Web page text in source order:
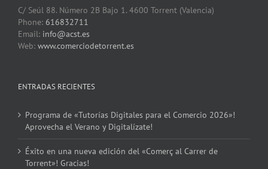
C/ Seúl 88. Número 2B Bajo 1. 4600 Torrent (Valencia)
Phone: 616832711
Email: info@acst.es
Web: www.comerciodetorrent.es
ENTRADAS RECIENTES
Programa de «Tutorías Digitales para el Comercio 2026»!
Aprovecha el Verano y Digitalízate!
Éxito en una nueva edición del «Comerç al Carrer de
Torrent»! Gracias!